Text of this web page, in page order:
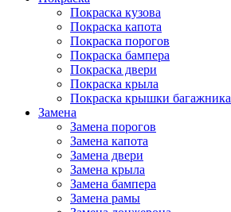
Покраска кузова
Покраска капота
Покраска порогов
Покраска бампера
Покраска двери
Покраска крыла
Покраска крышки багажника
Замена
Замена порогов
Замена капота
Замена двери
Замена крыла
Замена бампера
Замена рамы